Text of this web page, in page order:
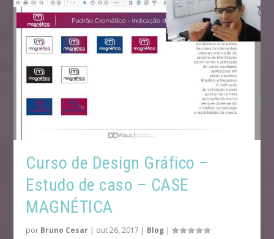
Curso de Design Gráfico –
Estudo de caso – CASE
MAGNÉTICA
por Bruno Cesar | out 26, 2017 | Blog |